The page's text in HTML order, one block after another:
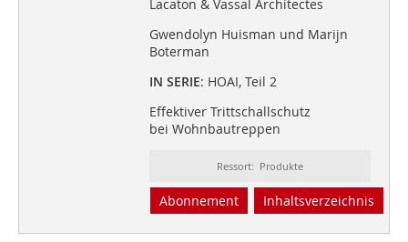
Lacaton & Vassal Architectes
Gwendolyn Huisman und Marijn
Boterman
IN SERIE: HOAI, Teil 2
Effektiver Trittschallschutz
bei Wohnbautreppen
Ressort: Produkte
Abonnement Inhaltsverzeichnis